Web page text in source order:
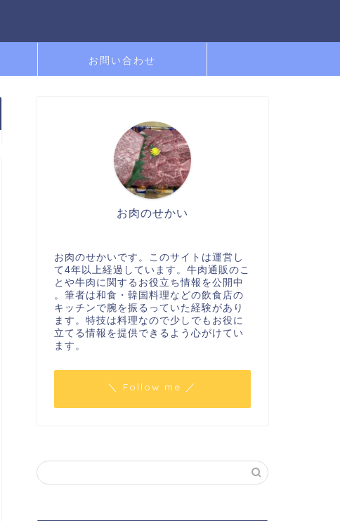
お問い合わせ
お肉のせかい
お肉のせかいです。このサイトは運営し
て4年以上経過しています。牛肉通販のこ
とや牛肉に関するお役立ち情報を公開中
。筆者は和食・韓国料理などの飲食店の
キッチンで腕を振るっていた経験があり
ます。特技は料理なので少しでもお役に
立てる情報を提供できるよう心がけてい
ます。
＼ Follow me ／